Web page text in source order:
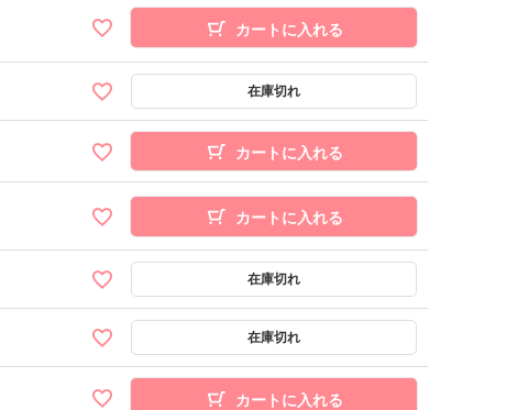
カートに入れる
カートに入れる
カートに入れる
カートに入れる